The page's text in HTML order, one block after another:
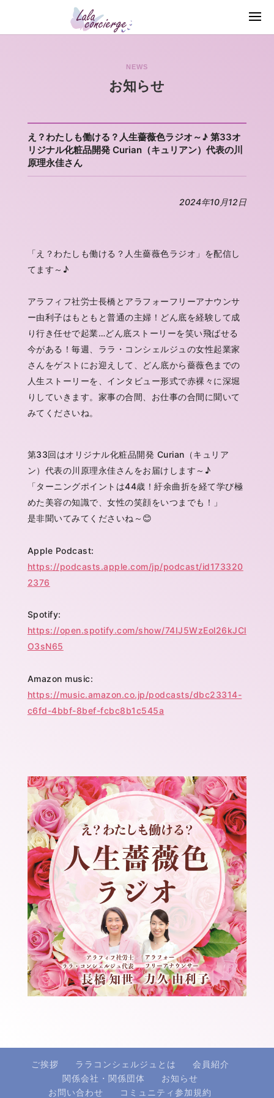
NEWS
お知らせ
え？わたしも働ける？人生薔薇色ラジオ～♪ 第33オ
リジナル化粧品開発 Curian（キュリアン）代表の川
原理永佳さん
2024年10月12日
「え？わたしも働ける？人生薔薇色ラジオ」を配信し
てます～♪
アラフィフ社労士長橋とアラフォーフリーアナウンサ
ー由利子はもともと普通の主婦！どん底を経験して成
り行き任せで起業…どん底ストーリーを笑い飛ばせる
今がある！毎週、ララ・コンシェルジュの女性起業家
さんをゲストにお迎えして、どん底から薔薇色までの
人生ストーリーを、インタビュー形式で赤裸々に深堀
りしていきます。家事の合間、お仕事の合間に聞いて
みてくださいね。
第33回はオリジナル化粧品開発 Curian（キュリア
ン）代表の川原理永佳さんをお届けします～♪
「ターニングポイントは44歳！紆余曲折を経て学び極
めた美容の知識で、女性の笑顔をいつまでも！
」
是非聞いてみてくださいね～😊
Apple Podcast:
https://podcasts.apple.com/jp/podcast/id173320
2376
Spotify:
https://open.spotify.com/show/74IJ5WzEol26kJCl
O3sN65
Amazon music:
https://music.amazon.co.jp/podcasts/dbc23314-
c6fd-4bbf-8bef-fcbc8b1c545a
ご挨拶 ララコンシェルジュとは
会員紹介
関係会社・関係団体
お知らせ
お問い合わせ
コミュニティ参加規約